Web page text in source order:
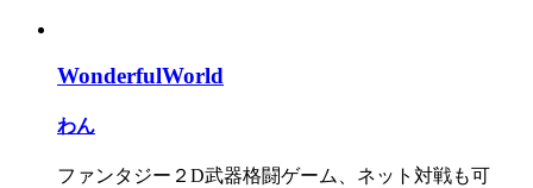
WonderfulWorld
わん
ファンタジー２D武器格闘ゲーム、ネット対戦も可